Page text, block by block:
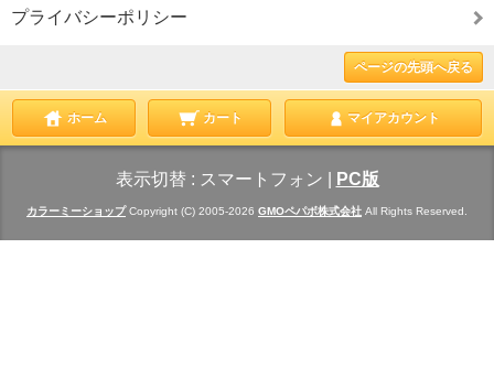
プライバシーポリシー
ページの先頭へ戻る
ホーム カート マイアカウント
表示切替 : スマートフォン PC版
カラーミーショップ Copyright (C) 2005-2026 GMOペパボ株式会社 All Rights Reserved.